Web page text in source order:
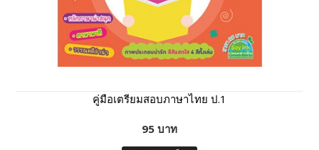
คู่มือเตรียมสอบภาษาไทย ป.1
95 บาท